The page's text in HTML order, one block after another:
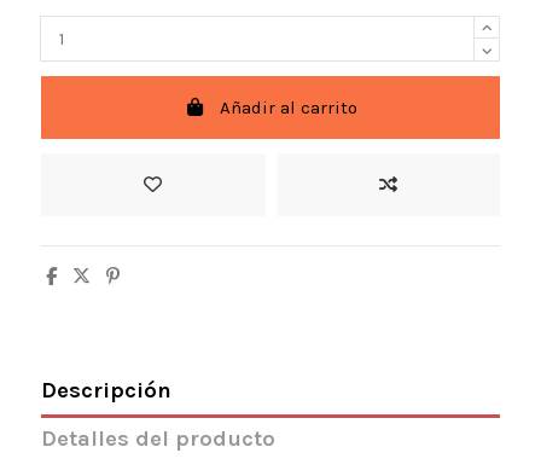
Añadir al carrito
Descripción
Detalles del producto